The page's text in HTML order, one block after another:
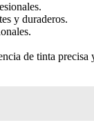
y duraderos.
de tinta precisa